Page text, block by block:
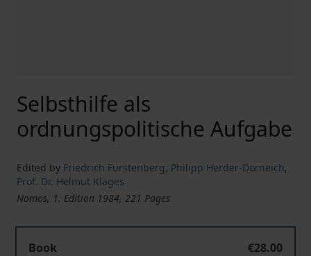
Selbsthilfe als
ordnungspolitische Aufgabe
Edited by Friedrich Fürstenberg, Philipp Herder-Dorneich,
Prof. Dr. Helmut Klages
Nomos, 1. Edition 1984, 221 Pages
Book
€28.00